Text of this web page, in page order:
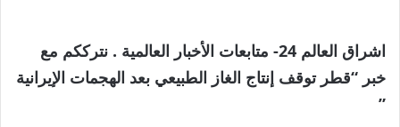
اشراق العالم 24- متابعات الأخبار العالمية . نترككم مع
خبر “قطر توقف إنتاج الغاز الطبيعي بعد الهجمات الإيرانية
”